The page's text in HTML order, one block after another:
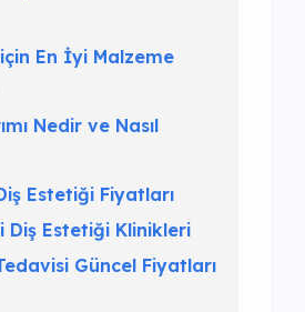
En İyi Malzeme
Nedir ve Nasıl
Estetiği Fiyatları
Diş Estetiği Klinikleri
Güncel Fiyatları